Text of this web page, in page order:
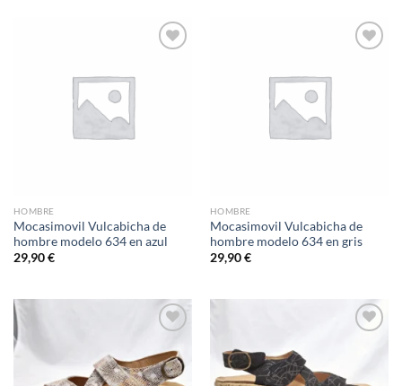
HOMBRE
Mocasimovil Vulcabicha de
hombre modelo 634 en azul
29,90€
HOMBRE
Mocasimovil Vulcabicha de
hombre modelo 634 en gris
29,90€
wishlist